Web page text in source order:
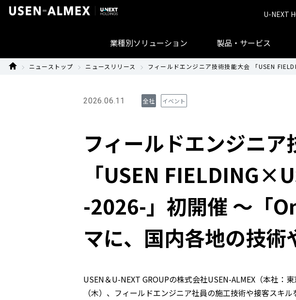
業種別ソリューション 製品・サービス
U-NEXT
ニューストップ ニュースリリース フィールドエンジニア技術技能大会 「USEN
2026.06.11 全社 イベント
フィールドエンジニア
「USEN
-2026-」初開催 ～「
マに、国内各地の技術
USEN＆U-NEXT GROUPの株式会社USEN-ALMEX（本社
（木）、フィールドエンジニア社員の施工技術や接客スキ